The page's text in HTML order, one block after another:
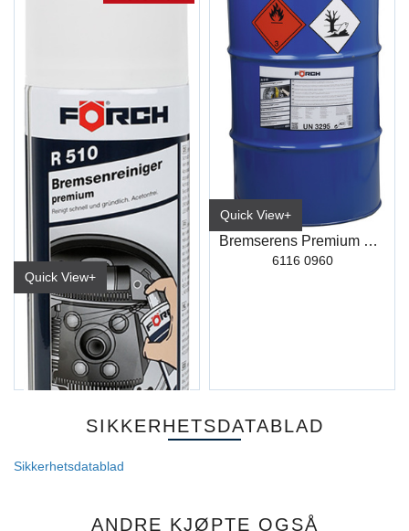
Quick View+
Bremserens Premium R510 600ml
6116 0914/No (30/kart)
Quick View+
Bremserens Premium R510 60L
6116 0960
SIKKERHETSDATABLAD
Sikkerhetsdatablad
ANDRE KJØPTE OGSÅ